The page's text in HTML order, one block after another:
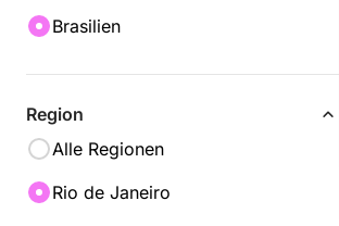
Brasilien
Region
Alle Regionen
Rio de Janeiro